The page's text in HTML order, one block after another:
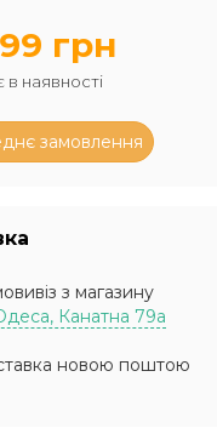
грн
наявності
з магазину
Канатна 79а
новою поштою